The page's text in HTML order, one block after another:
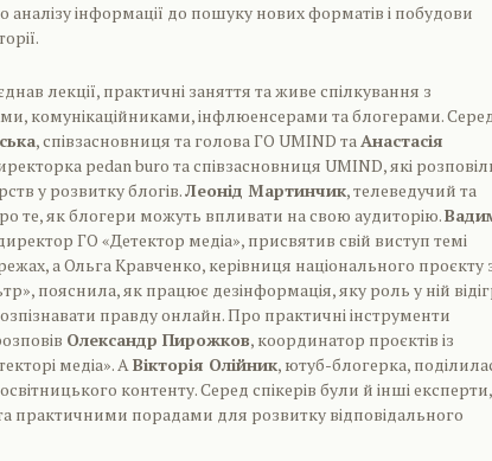
аналізу інформації до пошуку нових форматів і побудови
лекції, практичні заняття та живе спілкування з
комунікаційниками, інфлюенсерами та блогерами.
, співзасновниця та голова ГО UMIND таАнастасія
pedan buro та співзасновниця UMIND, які
у розвитку блогів.Леонід Мартинчик, телеведучий та
те, як блогери можуть впливати на свою аудиторію.
ГО «Детектор медіа», присвятив свій виступ темі
а Ольга Кравченко, керівниця національного проєкту
пояснила, як працює дезінформація, яку роль у ній
правду онлайн. Про практичні інструменти
Олександр Пирожков, координатор проєктів із
медіа». АВікторія Олійник, ютуб-блогерка,
контенту. Серед спікерів були й інші експерти,
практичними порадами для розвитку відповідального